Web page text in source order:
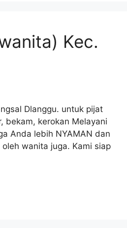
Kec.
Dlanggu. untuk pijat
bekam, kerokan Melayani
Anda lebih NYAMAN dan
wanita juga. Kami siap